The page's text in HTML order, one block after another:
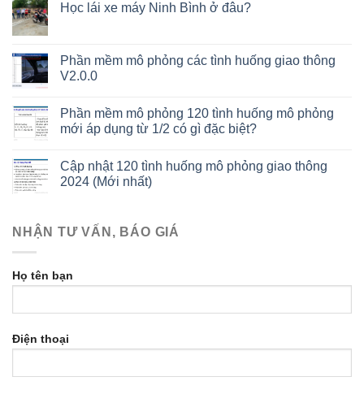
Học lái xe máy Ninh Bình ở đâu?
Phần mềm mô phỏng các tình huống giao thông
V2.0.0
Phần mềm mô phỏng 120 tình huống mô phỏng
mới áp dụng từ 1/2 có gì đặc biệt?
Cập nhật 120 tình huống mô phỏng giao thông
2024 (Mới nhất)
NHẬN TƯ VẤN, BÁO GIÁ
Họ tên bạn
Điện thoại